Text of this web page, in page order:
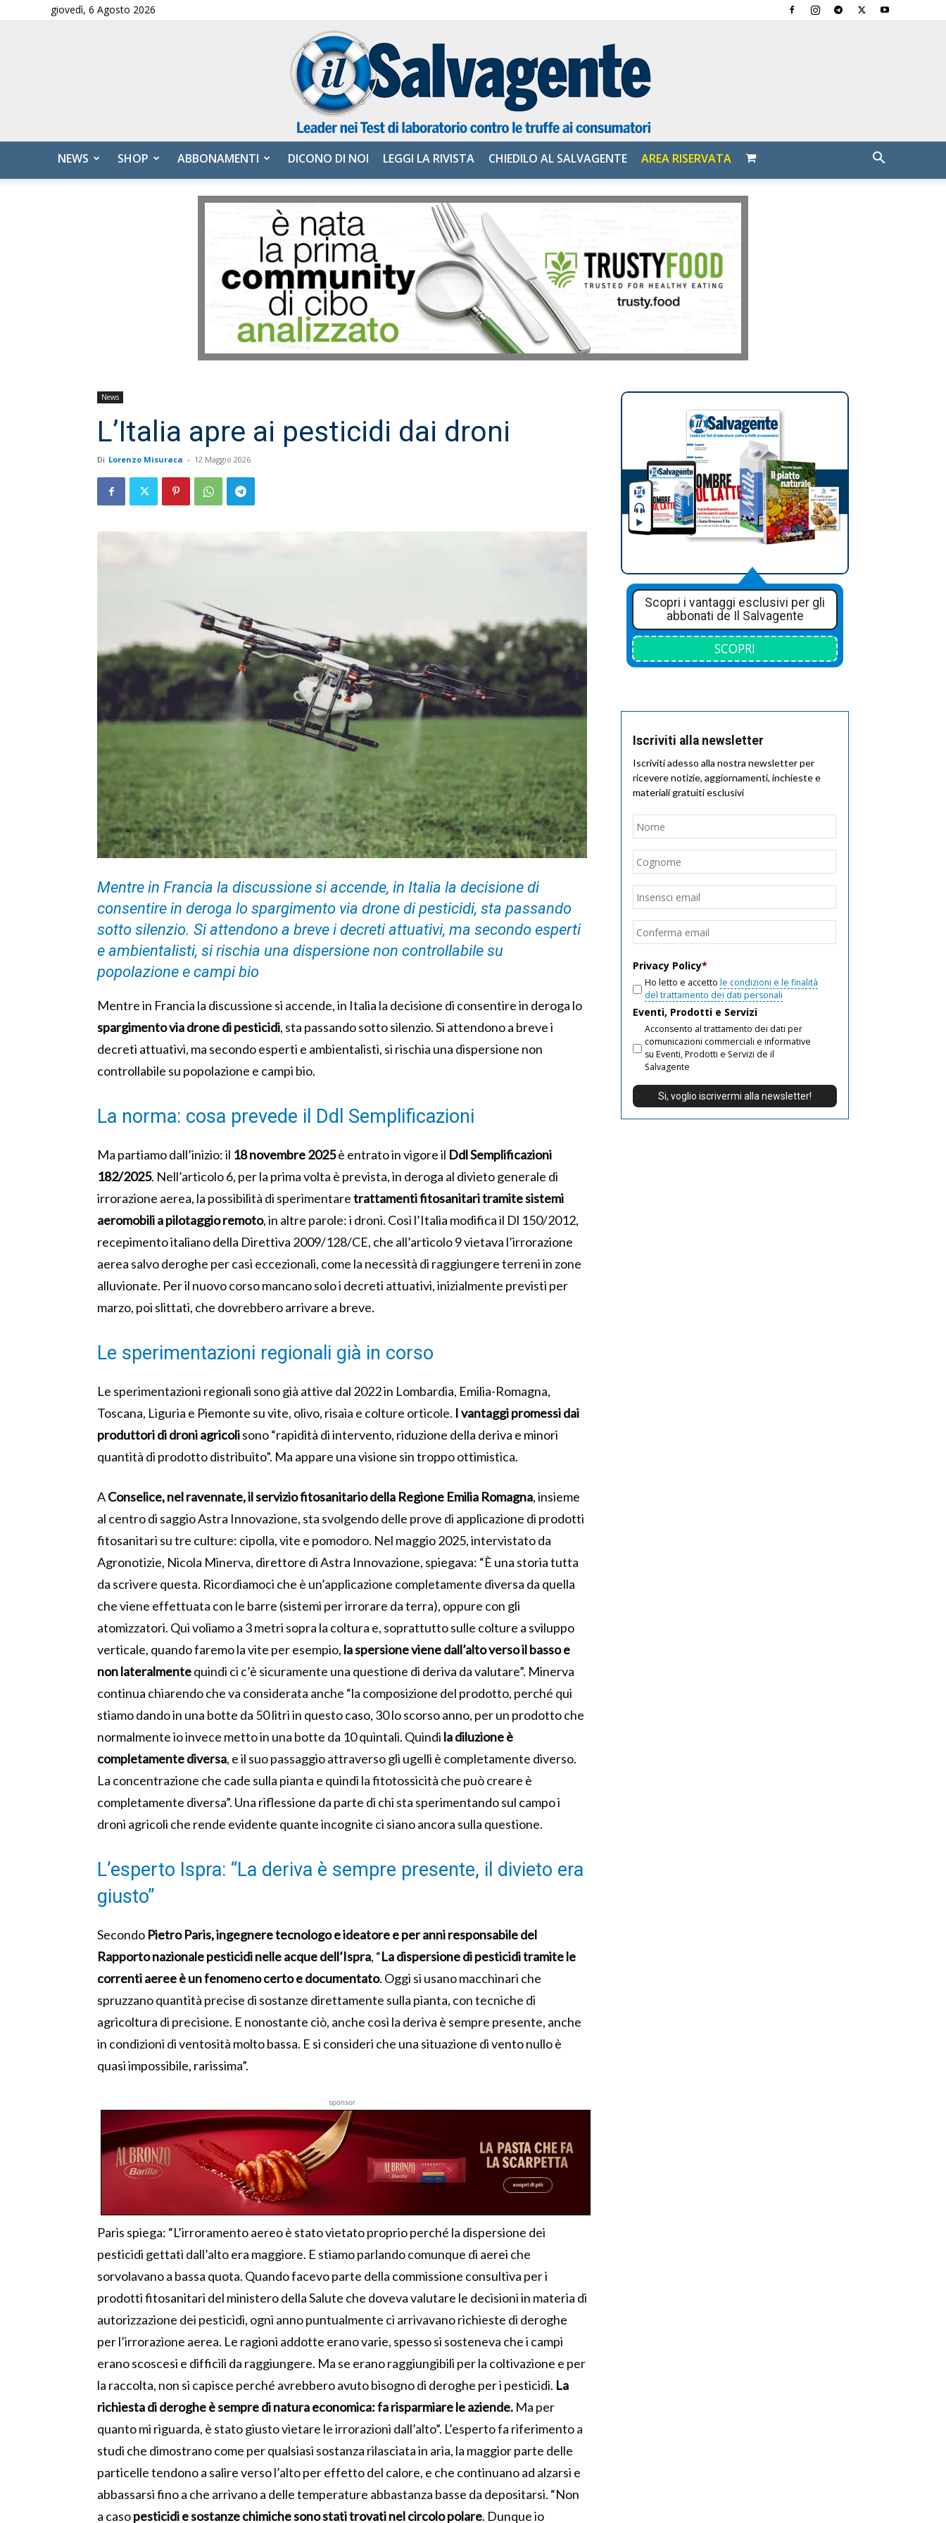
giovedì, 6 Agosto 2026
Salvagente
NEWS SHOP ABBONAMENTI DICONO DI NOI LEGGI LA RIVISTA CHIEDILO AL SALVAGENTE AREA RISERVATA
News
L’Italia apre ai pesticidi dai droni
Di Lorenzo Misuraca - 12 Maggio 2026
Mentre in Francia la discussione si accende, in Italia la decisione di
consentire in deroga lo spargimento via drone di pesticidi, sta passando
sotto silenzio. Si attendono a breve i decreti attuativi, ma secondo esperti
e ambientalisti, si rischia una dispersione non controllabile su
popolazione e campi bio
Mentre in Francia la discussione si accende, in Italia la decisione di consentire in deroga lo
spargimento via drone di pesticidi, sta passando sotto silenzio. Si attendono a breve i
decreti attuativi, ma secondo esperti e ambientalisti, si rischia una dispersione non
controllabile su popolazione e campi bio.
La norma: cosa prevede il Ddl Semplificazioni
Ma partiamo dall’inizio: il 18 novembre 2025è entrato in vigore il Ddl Semplificazioni
182/2025. Nell’articolo 6, per la prima volta è prevista, in deroga al divieto generale di
irrorazione aerea, la possibilità di sperimentaretrattamenti fitosanitari tramite sistemi
aeromobili a pilotaggio remoto, in altre parole: i droni. Così l’Italia modifica il Dl 150/2012,
recepimento italiano della Direttiva 2009/128/CE, che all’articolo 9 vietava l’irrorazione
aerea salvo deroghe per casi eccezionali, come la necessità di raggiungere terreni in zone
alluvionate. Per il nuovo corso mancano solo i decreti attuativi, inizialmente previsti per
marzo, poi slittati, che dovrebbero arrivare a breve.
Le sperimentazioni regionali già in corso
Le sperimentazioni regionali sono già attive dal 2022 in Lombardia, Emilia-Romagna,
Toscana, Liguria e Piemonte su vite, olivo, risaia e colture orticole. I vantaggi promessi dai
produttori di droni agricolisono “rapidità di intervento, riduzione della deriva e minori
quantità di prodotto distribuito”. Ma appare una visione sin troppo ottimistica.
AConselice, nel ravennate, il servizio fitosanitario della Regione Emilia Romagna, insieme
al centro di saggio Astra Innovazione, sta svolgendo delle prove di applicazione di prodotti
fitosanitari su tre culture: cipolla, vite e pomodoro. Nel maggio 2025, intervistato da
Agronotizie, Nicola Minerva, direttore di Astra Innovazione, spiegava: “È una storia tutta
da scrivere questa. Ricordiamoci che è un’applicazione completamente diversa da quella
che viene effettuata con le barre (sistemi per irrorare da terra), oppure con gli
atomizzatori. Qui voliamo a 3 metri sopra la coltura e, soprattutto sulle colture a sviluppo
verticale, quando faremo la vite per esempio, la spersione viene dall’alto verso il basso e
non lateralmentequindi ci c’è sicuramente una questione di deriva da valutare”. Minerva
continua chiarendo che va considerata anche “la composizione del prodotto, perché qui
stiamo dando in una botte da 50 litri in questo caso, 30 lo scorso anno, per un prodotto che
normalmente io invece metto in una botte da 10 quintali. Quindi la diluzione è
completamente diversa, e il suo passaggio attraverso gli ugelli è completamente diverso.
La concentrazione che cade sulla pianta e quindi la fitotossicità che può creare è
completamente diversa”. Una riflessione da parte di chi sta sperimentando sul campo i
droni agricoli che rende evidente quante incognite ci siano ancora sulla questione.
L’esperto Ispra: “La deriva è sempre presente, il divieto era
giusto”
Secondo Pietro Paris, ingegnere tecnologo e ideatore e per anni responsabile del
Rapporto nazionale pesticidi nelle acque dell’Ispra, “La dispersione di pesticidi tramite le
correnti aeree è un fenomeno certo e documentato. Oggi si usano macchinari che
spruzzano quantità precise di sostanze direttamente sulla pianta, con tecniche di
agricoltura di precisione. E nonostante ciò, anche così la deriva è sempre presente, anche
in condizioni di ventosità molto bassa. E si consideri che una situazione di vento nullo è
quasi impossibile, rarissima”.
sponsor
Paris spiega: “L’irroramento aereo è stato vietato proprio perché la dispersione dei
pesticidi gettati dall’alto era maggiore. E stiamo parlando comunque di aerei che
sorvolavano a bassa quota. Quando facevo parte della commissione consultiva per i
prodotti fitosanitari del ministero della Salute che doveva valutare le decisioni in materia di
autorizzazione dei pesticidi, ogni anno puntualmente ci arrivavano richieste di deroghe
per l’irrorazione aerea. Le ragioni addotte erano varie, spesso si sosteneva che i campi
erano scoscesi e difficili da raggiungere. Ma se erano raggiungibili per la coltivazione e per
la raccolta, non si capisce perché avrebbero avuto bisogno di deroghe per i pesticidi. La
richiesta di deroghe è sempre di natura economica: fa risparmiare le aziende. Ma per
quanto mi riguarda, è stato giusto vietare le irrorazioni dall’alto”. L’esperto fa riferimento a
studi che dimostrano come per qualsiasi sostanza rilasciata in aria, la maggior parte delle
particelle tendono a salire verso l’alto per effetto del calore, e che continuano ad alzarsi e
abbassarsi fino a che arrivano a delle temperature abbastanza basse da depositarsi. “Non
a casopesticidi e sostanze chimiche sono stati trovati nel circolo polare. Dunque io
Scopri i vantaggi esclusivi per gli
abbonati de Il Salvagente
SCOPRI
Iscriviti alla newsletter
Iscriviti adesso alla nostra newsletter per
ricevere notizie, aggiornamenti, inchieste e
materiali gratuiti esclusivi
Nome
Email
Privacy Policy*
Ho letto e accetto le condizioni e le finalità
del trattamento dei dati personali
Eventi, Prodotti e Servizi
Acconsento al trattamento dei dati per
comunicazioni commerciali e informative
su Eventi, Prodotti e Servizi de il
Salvagente